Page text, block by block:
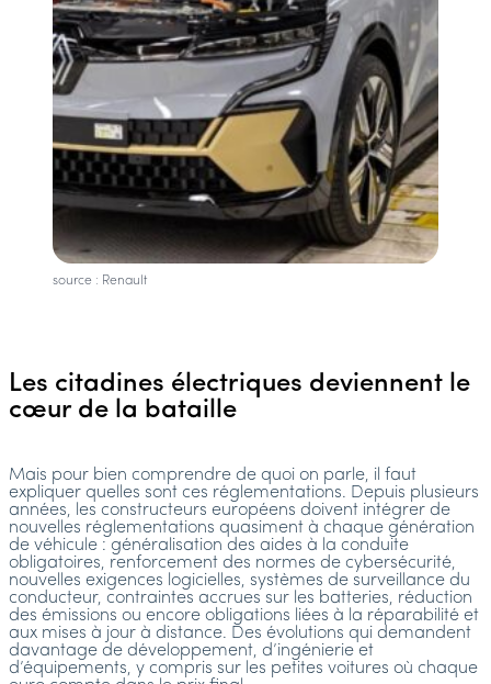
source : Renault
Les citadines électriques deviennent le
cœur de la bataille
Mais pour bien comprendre de quoi on parle, il faut
expliquer quelles sont ces réglementations. Depuis plusieurs
années, les constructeurs européens doivent intégrer de
nouvelles réglementations quasiment à chaque génération
de véhicule : généralisation des aides à la conduite
obligatoires, renforcement des normes de cybersécurité,
nouvelles exigences logicielles, systèmes de surveillance du
conducteur, contraintes accrues sur les batteries, réduction
des émissions ou encore obligations liées à la réparabilité et
aux mises à jour à distance. Des évolutions qui demandent
davantage de développement, d’ingénierie et
d’équipements, y compris sur les petites voitures où chaque